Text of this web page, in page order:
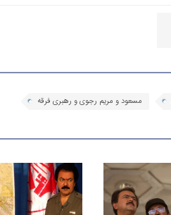
مسعود و مریم رجوی و رهبری فرقه